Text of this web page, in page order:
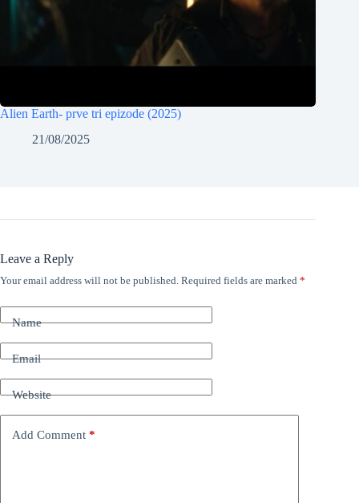
Alien Earth- prve tri epizode (2025)
21/08/2025
Leave a Reply
Your email address will not be published. Required fields are marked *
Name
Email
Website
Add Comment *